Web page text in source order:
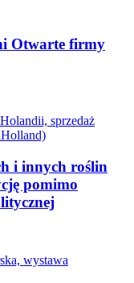
Otwarte firmy
i innych roślin
pomimo